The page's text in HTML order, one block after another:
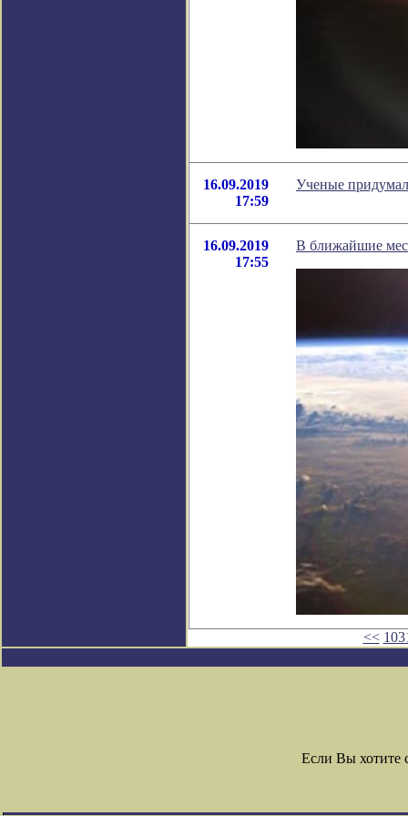
16.09.2019
17:59
Ученые
16.09.2019
17:55
В ближайшие
<<
Если Вы хотите